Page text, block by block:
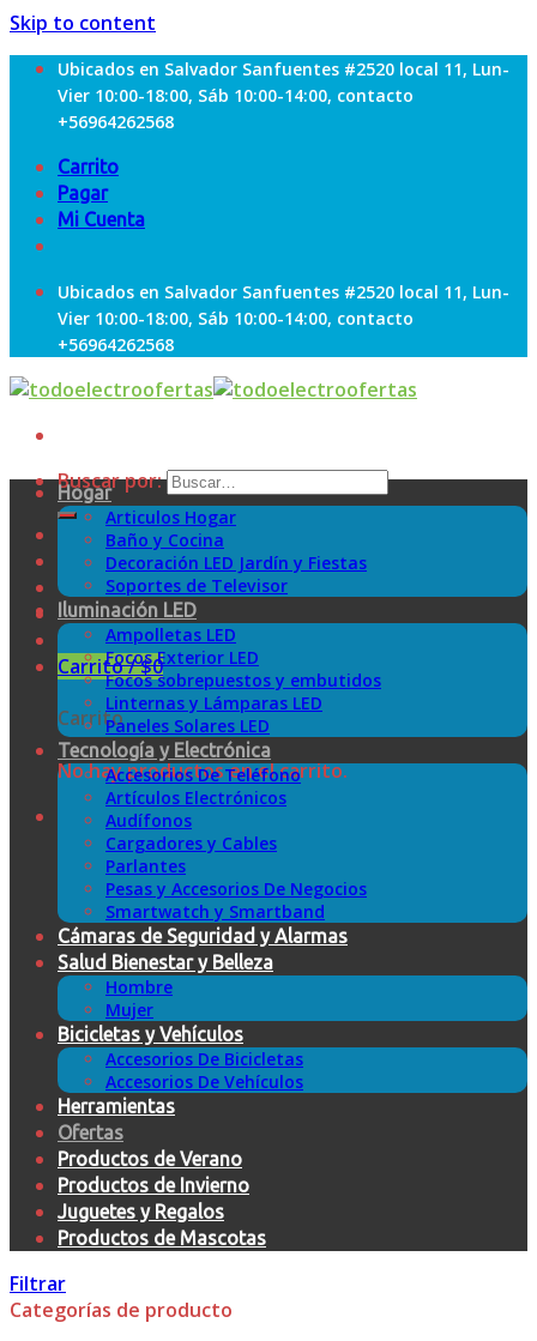
Skip to content
Ubicados en Salvador Sanfuentes #2520 local 11, Lun-
Vier 10:00-18:00, Sáb 10:00-14:00, contacto
+56964262568
Carrito
Pagar
Mi Cuenta
Ubicados en Salvador Sanfuentes #2520 local 11, Lun-
Vier 10:00-18:00, Sáb 10:00-14:00, contacto
+56964262568
Buscar por:
Carrito /$0
Carrito
No hay productos en el carrito.
Hogar
Articulos Hogar
Baño y Cocina
Decoración LED Jardín y Fiestas
Soportes de Televisor
Iluminación LED
Ampolletas LED
Focos Exterior LED
Focos sobrepuestos y embutidos
Linternas y Lámparas LED
Paneles Solares LED
Tecnología y Electrónica
Accesorios De Teléfono
Artículos Electrónicos
Audífonos
Cargadores y Cables
Parlantes
Pesas y Accesorios De Negocios
Smartwatch y Smartband
Cámaras de Seguridad y Alarmas
Salud Bienestar y Belleza
Hombre
Mujer
Bicicletas y Vehículos
Accesorios De Bicicletas
Accesorios De Vehículos
Herramientas
Ofertas
Productos de Verano
Productos de Invierno
Juguetes y Regalos
Productos de Mascotas
Filtrar
Categorías de producto